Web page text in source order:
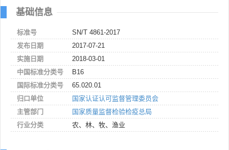
基础信息
标准号
SN/T 4861-2017
发布日期
2017-07-21
实施日期
2018-03-01
中国标准分类号
B16
国际标准分类号
65.020.01
归口单位
国家认证认可监督管理委员会
主管部门
国家质量监督检验检疫总局
行业分类
农、林、牧、渔业